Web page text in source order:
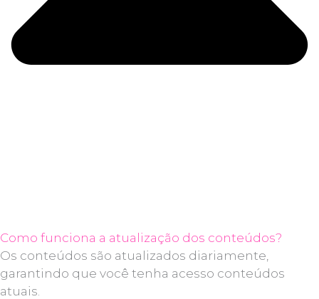
Como funciona a atualização dos conteúdos?
Os conteúdos são atualizados diariamente,
garantindo que você tenha acesso conteúdos
atuais.